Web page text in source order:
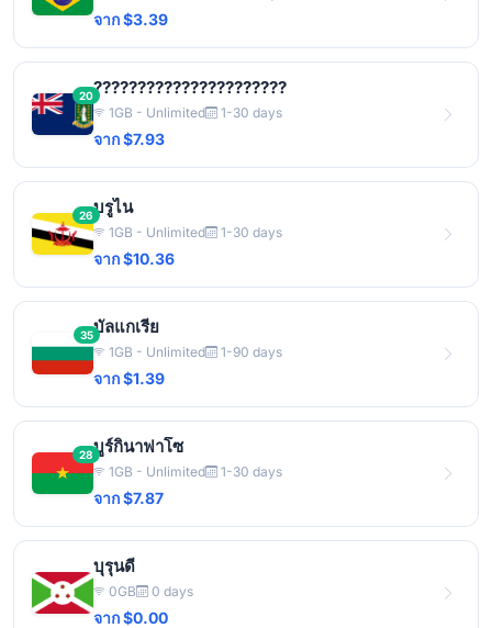
จาก $3.39
20??????????????????????
1GB - Unlimited 1-30 days
จาก $7.93
26บรูไน
1GB - Unlimited 1-30 days
จาก $10.36
35บัลแกเรีย
1GB - Unlimited 1-90 days
จาก $1.39
28บูร์กินาฟาโซ
1GB - Unlimited 1-30 days
จาก $7.87
บุรุนดี
0GB 0 days
จาก $0.00